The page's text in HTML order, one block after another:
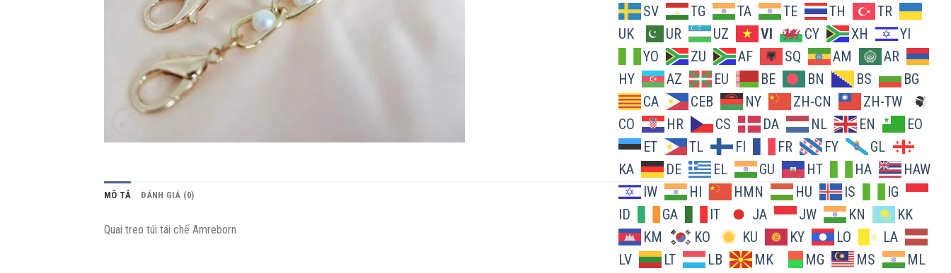
SV
TG TA TE TH
TR
UK
UR UZ VI CY XH
YI
YO
ZU AF SQ AM
AR
HY
AZ EU BE BN BS
BG
CA
CEB NY ZH-CN
ZH-TW
CO
HR CS DA NL EN
EO
ET
TL FI FR FY
GL
KA
DE EL GU HT HA
HAW
IW
HI HMN HU IS
IG
ID
GA IT JA JW KN
KK
KM
KO KU KY LO
LA
LV
LT LB MK MG MS
ML
MÔ TẢ ĐÁNH GIÁ (0)
Quai treo túi tái chế Amreborn